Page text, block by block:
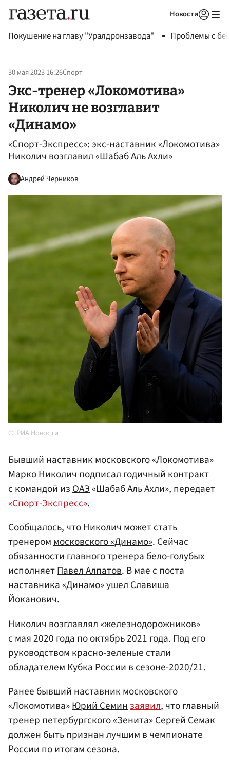
Новости
Покушение на главу "Уралдронзавода" Проблемы с
30 мая 2023 16:26Спорт
Экс-тренер «Локомотива»
Николич не возглавит
«Динамо»
«Спорт-Экспресс»: экс-наставник «Локомотива»
Николич возглавил «Шабаб Аль Ахли»
Андрей Черников
РИА Новости
Бывший наставник московского «Локомотива»
МаркоНиколичподписал годичный контракт
с командой изОАЭ«Шабаб Аль Ахли», передает
«Спорт-Экспресс».
Сообщалось, что Николич может стать
тренероммосковского «Динамо». Сейчас
обязанности главного тренера бело-голубых
исполняетПавел Алпатов. В мае с поста
наставника «Динамо» ушелСлавиша
Йоканович.
Николич возглавлял «железнодорожников»
с мая 2020 года по октябрь 2021 года. Под его
руководством красно-зеленые стали
обладателем Кубка России в сезоне-2020/21.
Ранее бывший наставник московского
«Локомотива»Юрий Семинзаявил, что главный
тренерпетербургского «Зенита»Сергей Семак
должен быть признан лучшим в чемпионате
России по итогам сезона.